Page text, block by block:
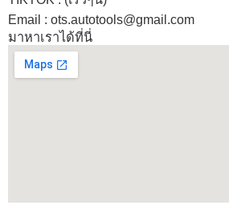
Email : ots.autotools@gmail.com
มาหาเราได้ที่นี่